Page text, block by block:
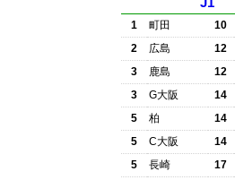
1 町田 10
2
広島 12
3
鹿島 12
3
G大阪 14
5
柏 14
5
C大阪 14
5
長崎 17